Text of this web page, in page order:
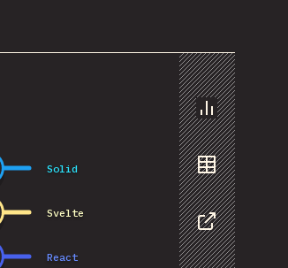
Grafic
Date
Share
React
Svelte
Solid